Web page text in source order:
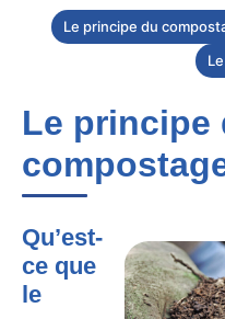
Le principe du
Le principe
Qu’est-
ce que
le